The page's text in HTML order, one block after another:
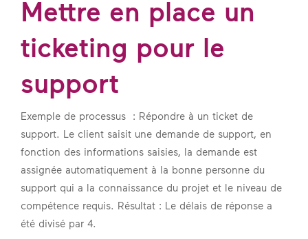
Mettre en place un
ticketing pour le
support
Exemple de processus : Répondre à un ticket de
support. Le client saisit une demande de support, en
fonction des informations saisies, la demande est
assignée automatiquement à la bonne personne du
support qui a la connaissance du projet et le niveau de
compétence requis. Résultat : Le délais de réponse a
été divisé par 4.